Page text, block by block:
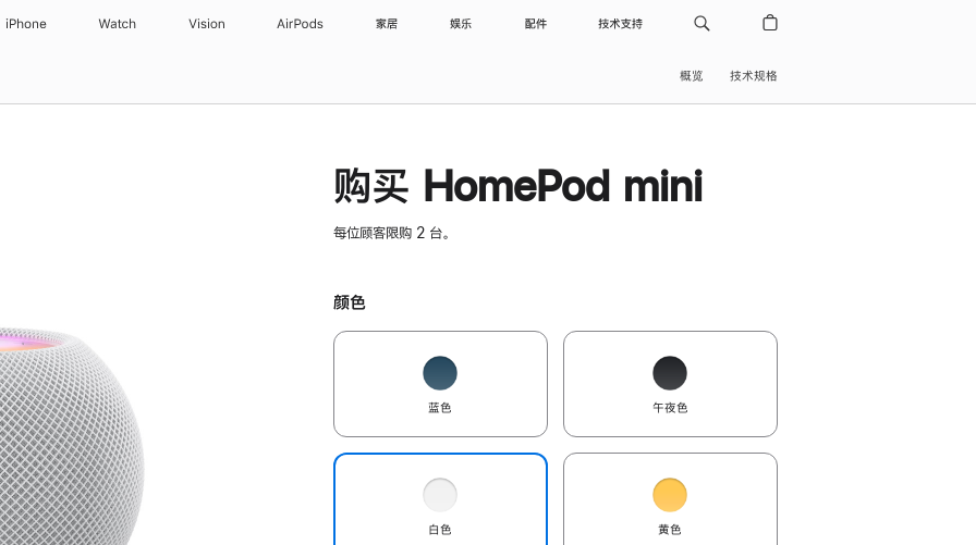
iPhone Watch Vision AirPods 家居 娱乐 配件 技术支持
概览 技术规格
购买 HomePod mini
每位顾客限购 2 台。
颜色
蓝色 午夜色
白色 黄色